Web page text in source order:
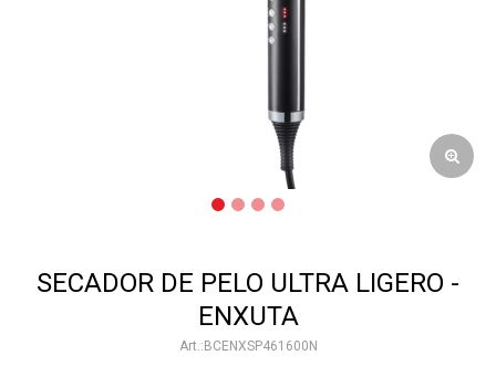
SECADOR DE PELO ULTRA LIGERO -
ENXUTA
BCENXSP461600N